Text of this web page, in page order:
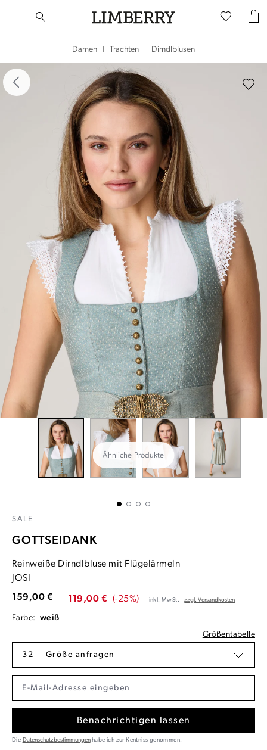
Damen Trachten Dirndlblusen
überspringen
Ähnliche Produkte
SALE
GOTTSEIDANK
Reinweiße Dirndlbluse mit Flügelärmeln
JOSI
119,00 € (-25%)
159,00 € inkl. MwSt. zzgl. Versandkosten
Farbe: weiß
Größentabelle
32 Größe anfragen
Benachrichtigen lassen
Die Datenschutzbestimmungenhabe ich zur Kentniss genommen.